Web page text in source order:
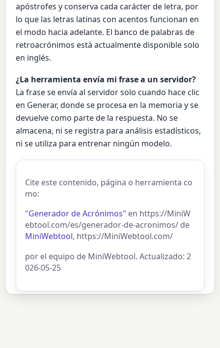
apóstrofes y conserva cada carácter de letra, por
lo que las letras latinas con acentos funcionan en
el modo hacia adelante. El banco de palabras de
retroacrónimos está actualmente disponible solo
en inglés.
¿La herramienta envía mi frase a un servidor?
La frase se envía al servidor solo cuando hace clic
en Generar, donde se procesa en la memoria y se
devuelve como parte de la respuesta. No se
almacena, ni se registra para análisis estadísticos,
ni se utiliza para entrenar ningún modelo.
Cite este contenido, página o herramienta co
mo:
"Generador de Acrónimos" en https://MiniW
ebtool.com/es/generador-de-acronimos/ de
MiniWebtool, https://MiniWebtool.com/
por el equipo de MiniWebtool. Actualizado: 2
026-05-25